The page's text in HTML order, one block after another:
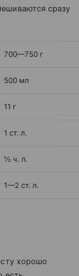
сразу
700—750 г
500 мл
11 г
1 ст. л.
½ ч. л.
1—2 ст. л.
хорошо